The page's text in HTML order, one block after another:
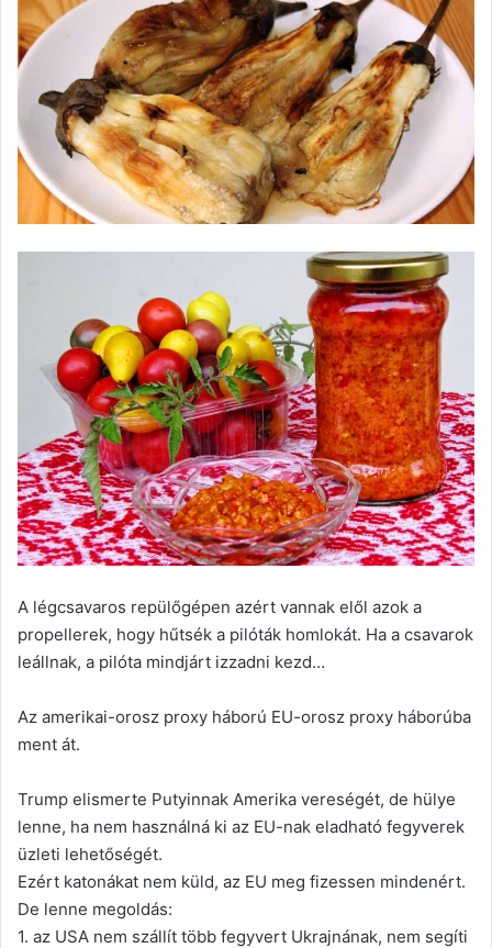
A légcsavaros repülőgépen azért vannak elől azok a
propellerek, hogy hűtsék a pilóták homlokát. Ha a csavarok
leállnak, a pilóta mindjárt izzadni kezd…
Az amerikai-orosz proxy háború EU-orosz proxy háborúba
ment át.
Trump elismerte Putyinnak Amerika vereségét, de hülye
lenne, ha nem használná ki az EU-nak eladható fegyverek
üzleti lehetőségét.
Ezért katonákat nem küld, az EU meg fizessen mindenért.
De lenne megoldás:
1. az USA nem szállít több fegyvert Ukrajnának, nem segíti